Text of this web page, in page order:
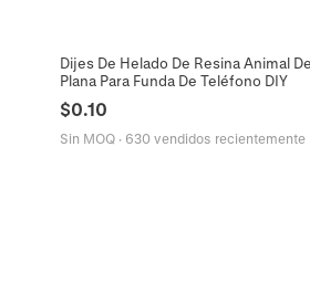
Dijes De Helado De Resina Animal
Plana Para Funda De Teléfono DIY
$0.10
Sin MOQ· 630 vendidos recientemente